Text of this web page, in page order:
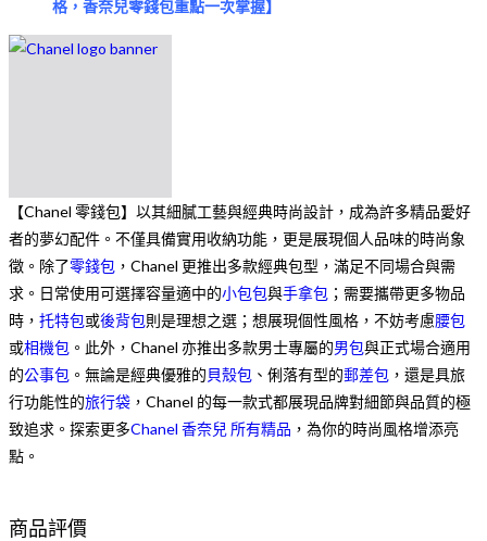
格，香奈兒零錢包重點一次掌握】
【Chanel 零錢包】以其細膩工藝與經典時尚設計，成為許多精品愛好
者的夢幻配件。不僅具備實用收納功能，更是展現個人品味的時尚象
徵。除了零錢包 ，Chanel 更推出多款經典包型，滿足不同場合與需
求。日常使用可選擇容量適中的小包包與手拿包 ；需要攜帶更多物品
時， 托特包或後背包則是理想之選；想展現個性風格，不妨考慮腰包
或相機包 。此外，Chanel 亦推出多款男士專屬的男包與正式場合適用
的公事包 。無論是經典優雅的貝殼包 、俐落有型的郵差包 ，還是具旅
行功能性的旅行袋 ，Chanel 的每一款式都展現品牌對細節與品質的極
致追求。探索更多Chanel 香奈兒 所有精品 ，為你的時尚風格增添亮
點。
商品評價